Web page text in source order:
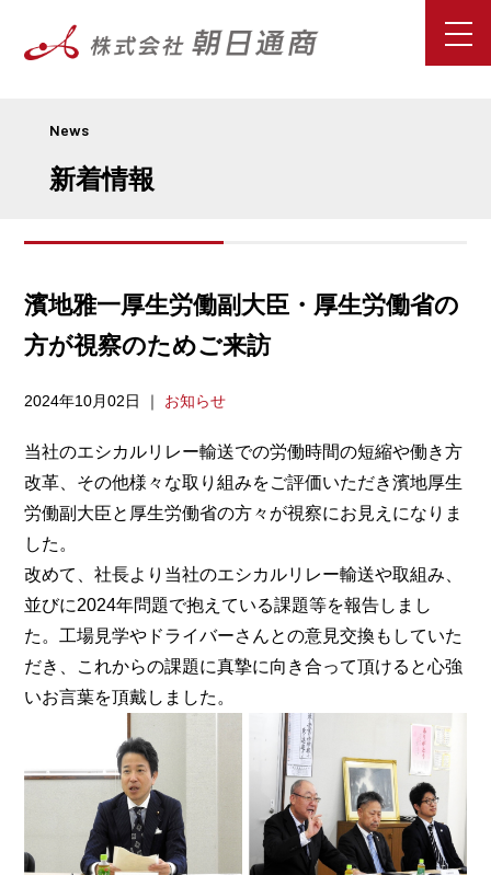
News
新着情報
濱地雅一厚生労働副大臣・厚生労働省の
方が視察のためご来訪
2024年10月02日 ｜ お知らせ
当社のエシカルリレー輸送での労働時間の短縮や働き方
改革、その他様々な取り組みをご評価いただき濱地厚生
労働副大臣と厚生労働省の方々が視察にお見えになりま
した。
改めて、社長より当社のエシカルリレー輸送や取組み、
並びに2024年問題で抱えている課題等を報告しまし
た。工場見学やドライバーさんとの意見交換もしていた
だき、これからの課題に真摯に向き合って頂けると心強
いお言葉を頂戴しました。